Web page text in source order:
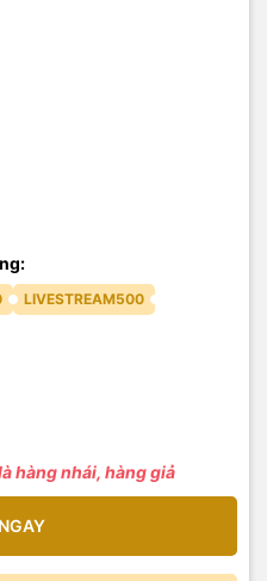
LIVESTREAM500
hàng nhái, hàng giả